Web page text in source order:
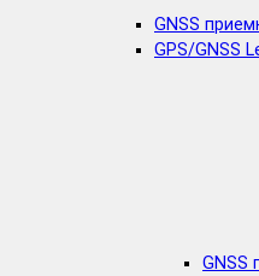
GNSS
GPS/GNSS
GNSS